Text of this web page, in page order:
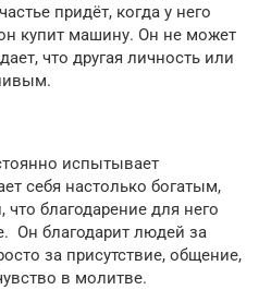
придёт, когда у него
купит машину. Он не может
что другая личность или
испытывает
себя настолько богатым,
благодарение для него
Он благодарит людей за
за присутствие, общение,
в молитве.